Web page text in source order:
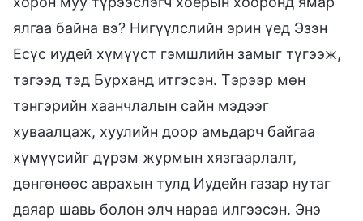
ялгаа байна вэ? Нигүүлслийн эрин үед Эзэн
Есүс иудей хүмүүст гэмшлийн замыг түгээж,
тэгээд тэд Бурханд итгэсэн. Тэрээр мөн
тэнгэрийн хаанчлалын сайн мэдээг
хуваалцаж, хуулийн доор амьдарч байгаа
хүмүүсийг дүрэм журмын хязгаарлалт,
дөнгөнөөс аврахын тулд Иудейн газар нутаг
даяар шавь болон элч нараа илгээсэн. Энэ